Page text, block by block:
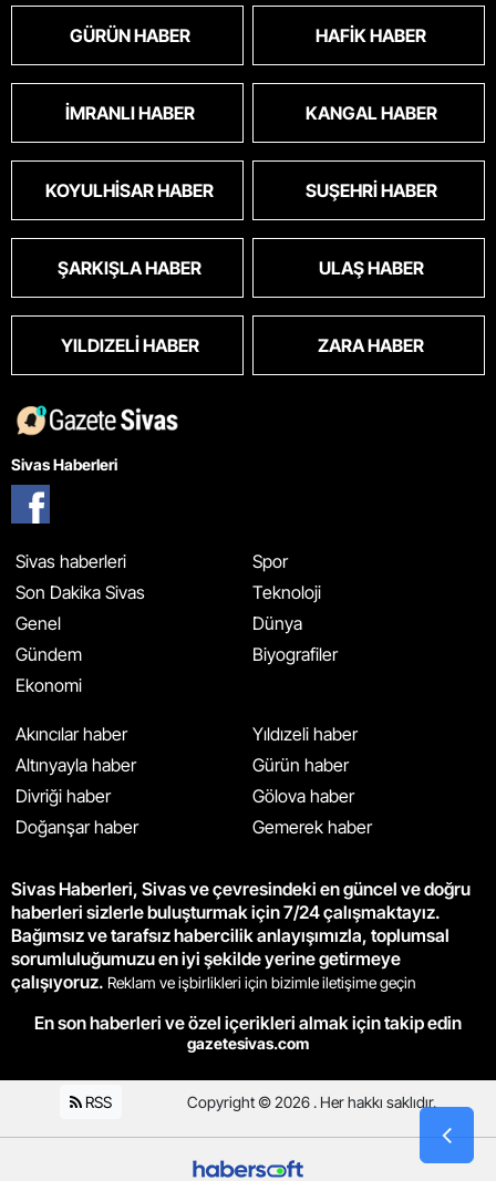
GÜRÜN HABER HAFIK HABER
İMRANLI HABER KANGAL HABER
KOYULHISAR HABER SUŞEHRI HABER
ŞARKIŞLA HABER ULAŞ HABER
YILDIZELI HABER ZARA HABER
Sivas Haberleri
Sivas haberleri
Son Dakika Sivas
Genel
Gündem
Ekonomi
Spor
Teknoloji
Dünya
Biyografiler
Akıncılar haber
Altınyayla haber
Divriği haber
Doğanşar haber
Yıldızeli haber
Gürün haber
Gölova haber
Gemerek haber
Sivas Haberleri, Sivas ve çevresindeki en güncel ve doğru
haberleri sizlerle buluşturmak için 7/24 çalışmaktayız.
Bağımsız ve tarafsız habercilik anlayışımızla, toplumsal
sorumluluğumuzu en iyi şekilde yerine getirmeye
çalışıyoruz. Reklam ve işbirlikleri için bizimle iletişime geçin
En son haberleri ve özel içerikleri almak için takip edin
gazetesivas.com
RSS Copyright © 2026 . Her hakkı saklıdır.